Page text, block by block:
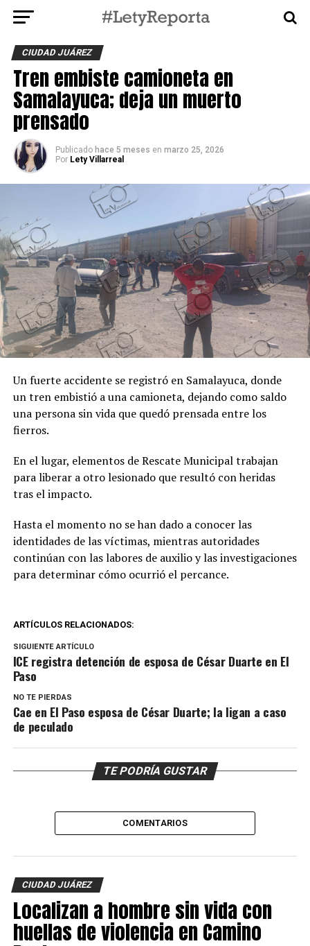
CIUDAD JUÁREZ
Tren embiste camioneta en
Samalayuca; deja un muerto
prensado
Publicado hace 5 meses en marzo 25, 2026
Por Lety Villarreal
Un fuerte accidente se registró en Samalayuca, donde
un tren embistió a una camioneta, dejando como saldo
una persona sin vida que quedó prensada entre los
fierros.
En el lugar, elementos de Rescate Municipal trabajan
para liberar a otro lesionado que resultó con heridas
tras el impacto.
Hasta el momento no se han dado a conocer las
identidades de las víctimas, mientras autoridades
continúan con las labores de auxilio y las investigaciones
para determinar cómo ocurrió el percance.
ARTÍCULOS RELACIONADOS:
SIGUIENTE ARTÍCULO
ICE registra detención de esposa de César Duarte en El
Paso
NO TE PIERDAS
Cae en El Paso esposa de César Duarte; la ligan a caso
de peculado
TE PODRÍA GUSTAR
COMENTARIOS
CIUDAD JUÁREZ
Localizan a hombre sin vida con
huellas de violencia en Camino